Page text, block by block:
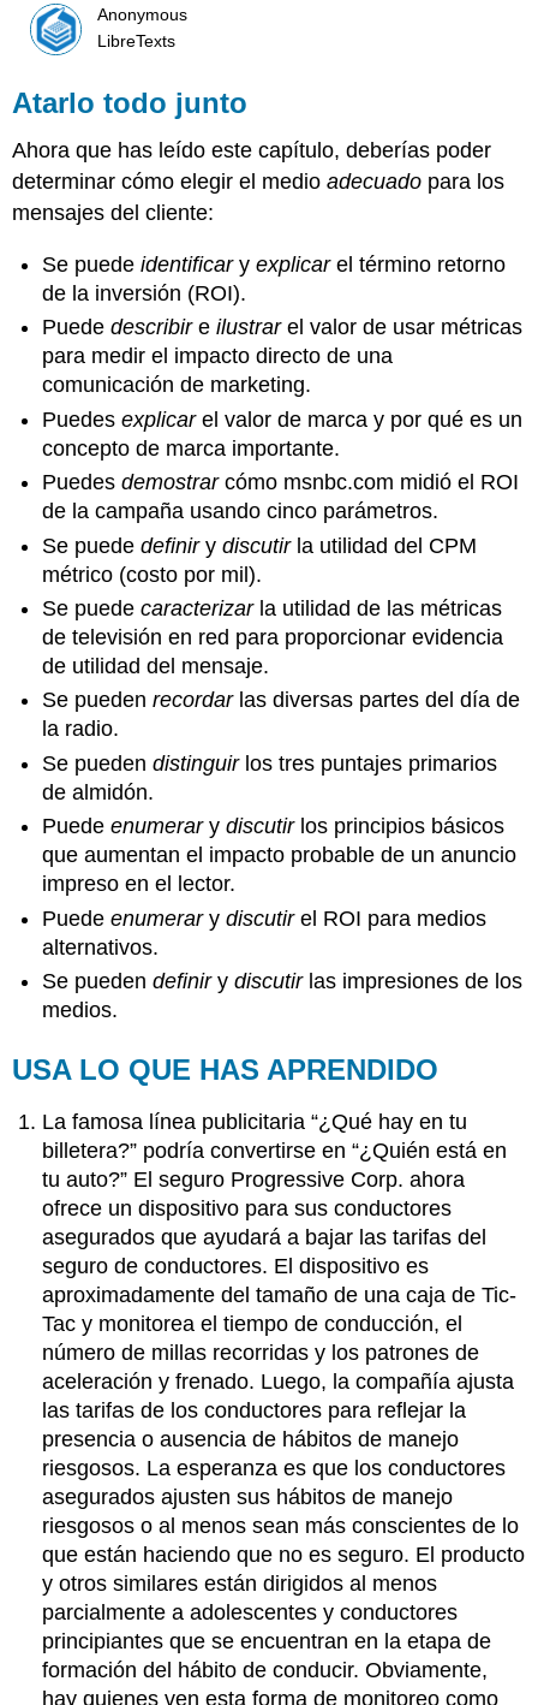
Anonymous
LibreTexts
Atarlo todo junto
Ahora que has leído este capítulo, deberías poder
determinar cómo elegir el medioadecuado para los
mensajes del cliente:
Se puedeidentificaryexplicarel término retorno
de la inversión (ROI).
Puededescribireilustrarel valor de usar métricas
para medir el impacto directo de una
comunicación de marketing.
Puedesexplicarel valor de marca y por qué es un
concepto de marca importante.
Puedesdemostrarcómo msnbc.com midió el ROI
de la campaña usando cinco parámetros.
Se puededefinirydiscutirla utilidad del CPM
métrico (costo por mil).
Se puedecaracterizarla utilidad de las métricas
de televisión en red para proporcionar evidencia
de utilidad del mensaje.
Se puedenrecordarlas diversas partes del día de
la radio.
Se puedendistinguirlos tres puntajes primarios
de almidón.
Puedeenumerarydiscutirlos principios básicos
que aumentan el impacto probable de un anuncio
impreso en el lector.
Puedeenumerarydiscutirel ROI para medios
alternativos.
Se puedendefinirydiscutirlas impresiones de los
medios.
USA LO QUE HAS APRENDIDO
La famosa línea publicitaria “¿Qué hay en tu
billetera?” podría convertirse en “¿Quién está en
tu auto?” El seguro Progressive Corp. ahora
ofrece un dispositivo para sus conductores
asegurados que ayudará a bajar las tarifas del
seguro de conductores. El dispositivo es
aproximadamente del tamaño de una caja de Tic-
Tac y monitorea el tiempo de conducción, el
número de millas recorridas y los patrones de
aceleración y frenado. Luego, la compañía ajusta
las tarifas de los conductores para reflejar la
presencia o ausencia de hábitos de manejo
riesgosos. La esperanza es que los conductores
asegurados ajusten sus hábitos de manejo
riesgosos o al menos sean más conscientes de lo
que están haciendo que no es seguro. El producto
y otros similares están dirigidos al menos
parcialmente a adolescentes y conductores
principiantes que se encuentran en la etapa de
formación del hábito de conducir. Obviamente,
hay quienes ven esta forma de monitoreo como